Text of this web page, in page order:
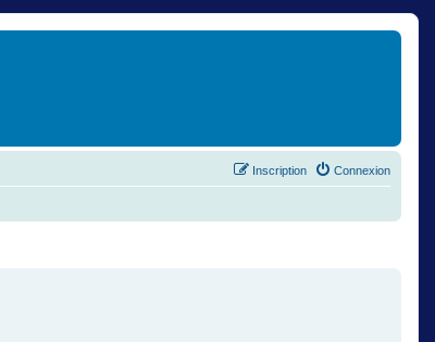
Connexion
Inscription